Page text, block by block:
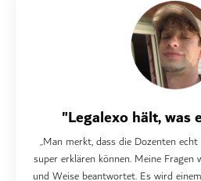
"Legalexo hält, was
„Man merkt, dass die Dozenten
super erklären können. Meine
und Weise beantwortet. Es wird